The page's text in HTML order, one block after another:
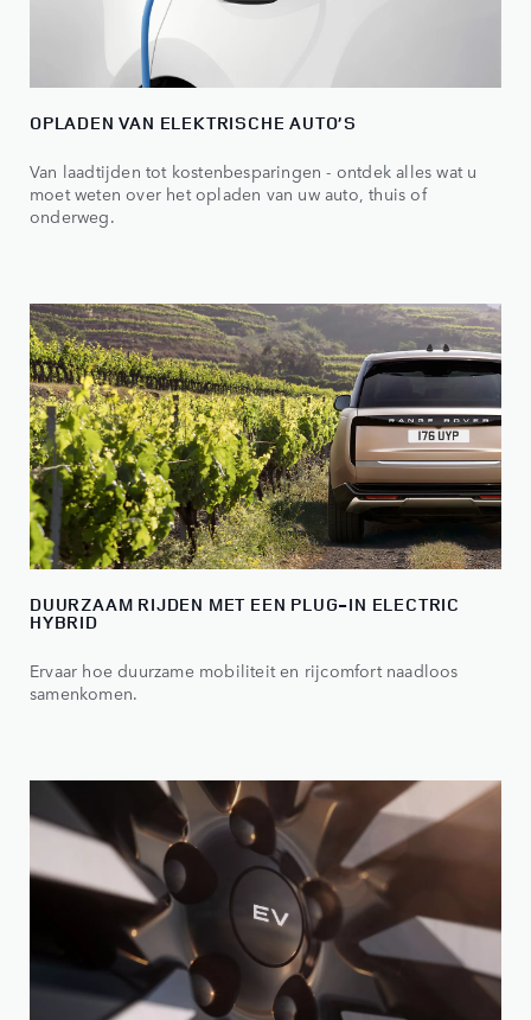
OPLADEN VAN ELEKTRISCHE AUTO’S
Van laadtijden tot kostenbesparingen - ontdek alles wat u
moet weten over het opladen van uw auto, thuis of
onderweg.
DUURZAAM RIJDEN MET EEN PLUG-IN ELECTRIC
HYBRID
Ervaar hoe duurzame mobiliteit en rijcomfort naadloos
samenkomen.